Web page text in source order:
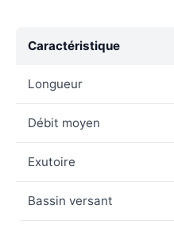
Caractéristique
Longueur
Débit moyen
Exutoire
Bassin versant